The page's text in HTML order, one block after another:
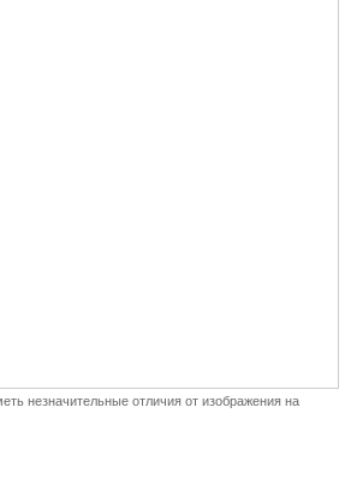
незначительные отличия от изображения на